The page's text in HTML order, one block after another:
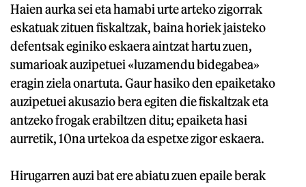
Haien aurka sei eta hamabi urte arteko zigorrak
eskatuak zituen fiskaltzak, baina horiek jaisteko
defentsak eginiko eskaera aintzat hartu zuen,
sumarioak auzipetuei «luzamendu bidegabea»
eragin ziela onartuta. Gaur hasiko den epaiketako
auzipetuei akusazio bera egiten die fiskaltzak eta
antzeko frogak erabiltzen ditu; epaiketa hasi
aurretik, 10na urtekoa da espetxe zigor eskaera.
Hirugarren auzi bat ere abiatu zuen epaile berak